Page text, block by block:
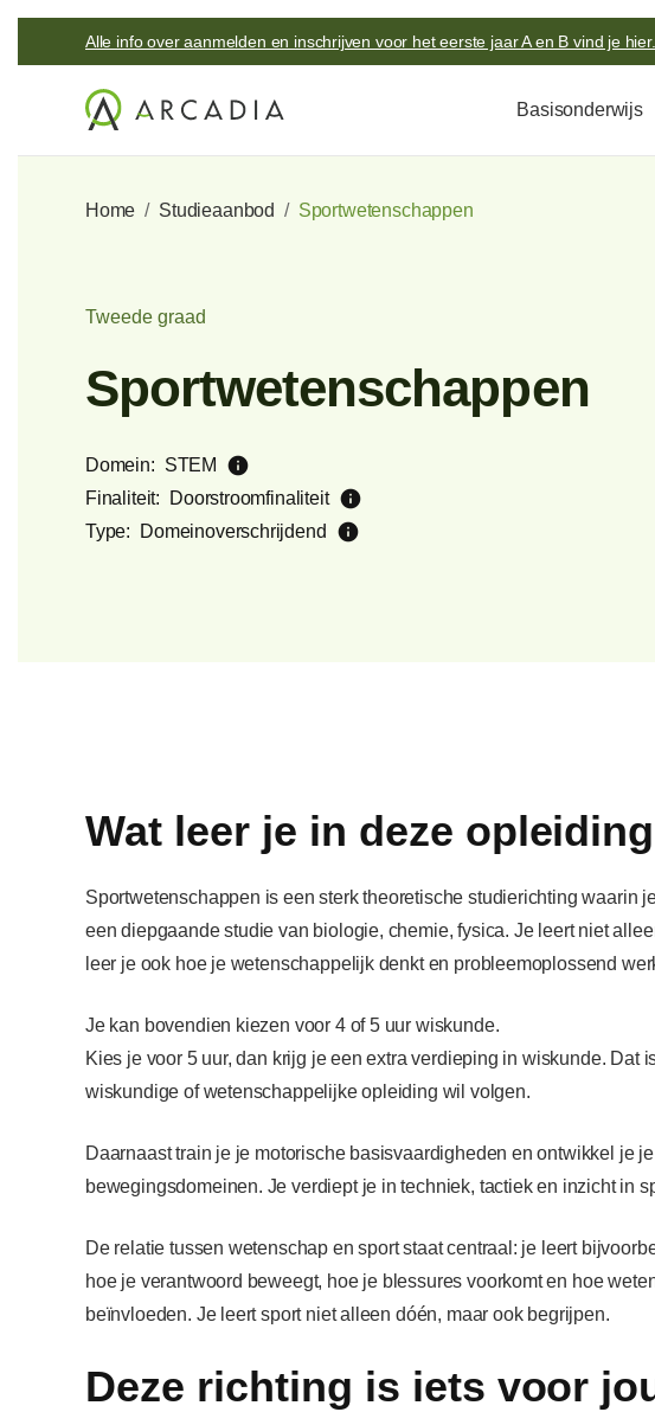
Alle info over aanmelden en inschrijven voor het eerste jaar A en B vind je hier.
Basisonderwijs
Home / Studieaanbod / Sportwetenschappen
Tweede graad
Sportwetenschappen
Domein: STEM info
Finaliteit: Doorstroomfinaliteit info
Type: Domeinoverschrijdend info
Wat leer je in deze
Sportwetenschappen is een sterk theoretische studierichting waarin
een diepgaande studie van biologie, chemie, fysica. Je leert niet
leer je ook hoe je wetenschappelijk denkt en probleemoplossend
Je kan bovendien kiezen voor 4 of 5 uur wiskunde.
Kies je voor 5 uur, dan krijg je een extra verdieping in wiskunde. Dat
wiskundige of wetenschappelijke opleiding wil volgen.
Daarnaast train je je motorische basisvaardigheden en ontwikkel je
bewegingsdomeinen. Je verdiept je in techniek, tactiek en inzicht in
De relatie tussen wetenschap en sport staat centraal: je leert
hoe je verantwoord beweegt, hoe je blessures voorkomt en hoe
beïnvloeden. Je leert sport niet alleen dóén, maar ook begrijpen.
Deze richting is iets voor